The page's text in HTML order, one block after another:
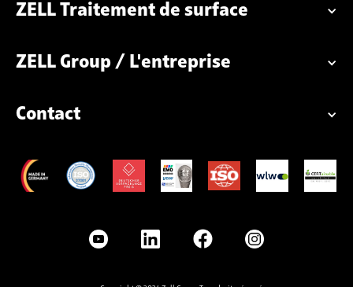
ZELL Traitement de surface
ZELL Group / L'entreprise
Contact